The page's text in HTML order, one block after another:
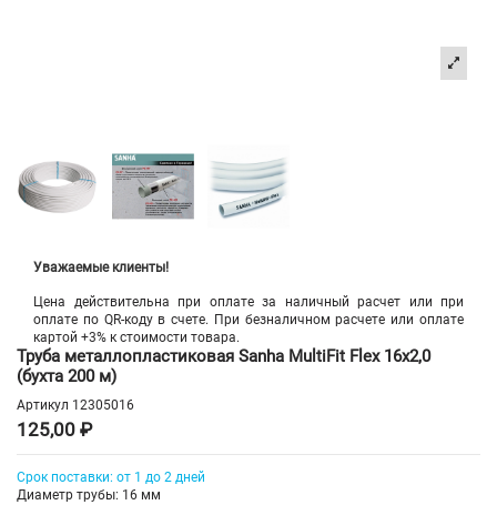
Уважаемые клиенты!
Цена действительна при оплате за наличный расчет или при
оплате по QR-коду в счете. При безналичном расчете или оплате
картой +3% к стоимости товара.
Труба металлопластиковая Sanha MultiFit Flex 16х2,0
(бухта 200 м)
Артикул 12305016
125,00 ₽
Срок поставки: от 1 до 2 дней
Диаметр трубы: 16 мм